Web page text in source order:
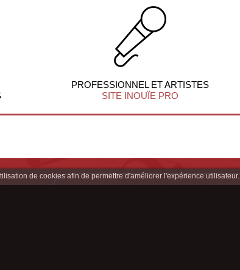
de cookies afin de permettre d'améliorer l'expérience utilisateur.
PROFESSIONNEL ET ARTISTES
SITE INOUÏE PRO